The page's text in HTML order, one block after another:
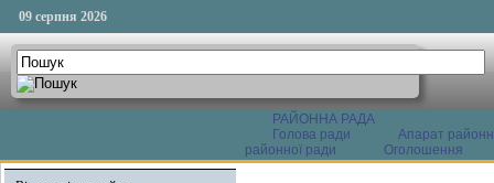
09 серпня 2026
РАЙОННА РАДА
Голова ради
Апарат
районної ради
Оголошення